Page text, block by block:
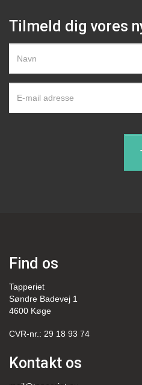
Tilmeld dig vores
Find os
Tapperiet
Søndre Badevej 1
4600 Køge
CVR-nr.: 29 18 93 74
Kontakt os